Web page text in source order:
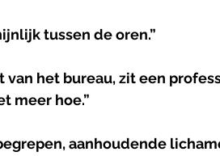
tussen de oren.”
van het bureau, zit een
meer hoe.”
, aanhoudende